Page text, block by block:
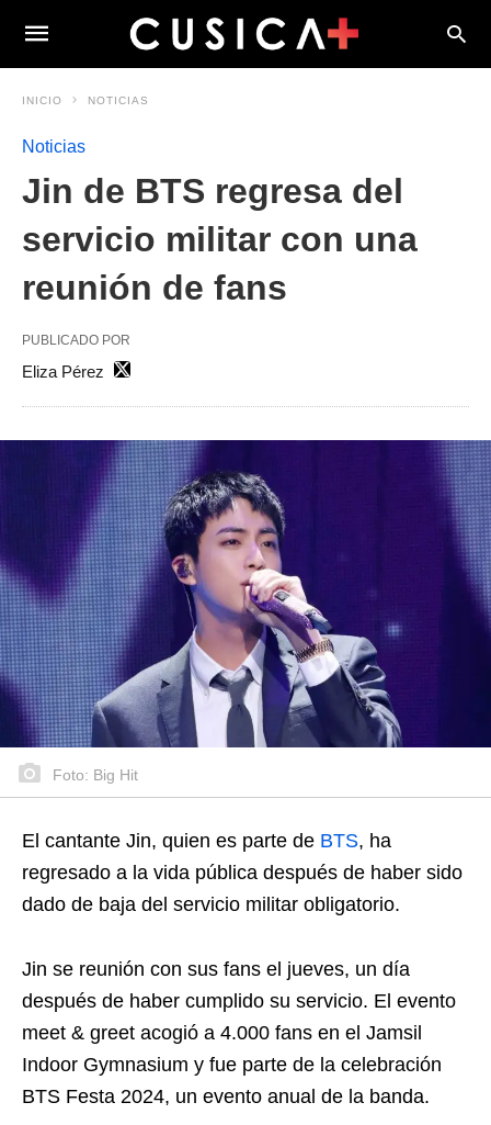
INICIO NOTICIAS
Noticias
Jin de BTS regresa del
servicio militar con una
reunión de fans
PUBLICADO POR
Eliza Pérez
Foto: Big Hit
El cantante Jin, quien es parte de BTS, ha
regresado a la vida pública después de haber sido
dado de baja del servicio militar obligatorio.
Jin se reunión con sus fans el jueves, un día
después de haber cumplido su servicio. El evento
meet & greet acogió a 4.000 fans en el Jamsil
Indoor Gymnasium y fue parte de la celebración
BTS Festa 2024, un evento anual de la banda.